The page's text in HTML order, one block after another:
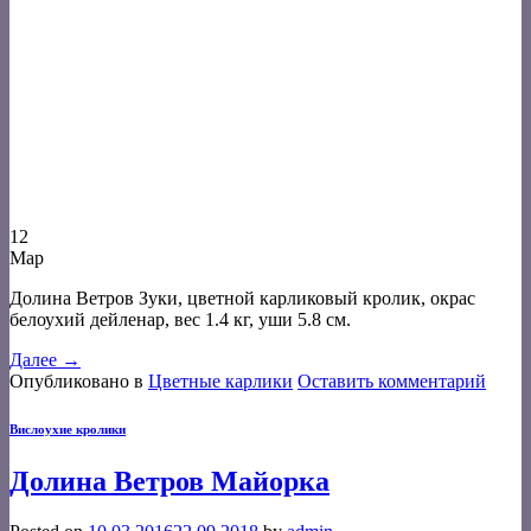
12
Мар
Долина Ветров Зуки, цветной карликовый кролик, окрас
белоухий дейленар, вес 1.4 кг, уши 5.8 см.
Далее →
Опубликовано в Цветные карлики Оставить комментарий
Вислоухие кролики
Долина Ветров Майорка